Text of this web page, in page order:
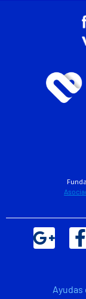
Ayudas